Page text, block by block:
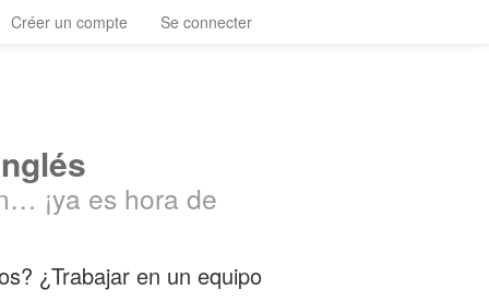
Créer un compte Se connecter
¡ya es hora de
¿Trabajar en un equipo